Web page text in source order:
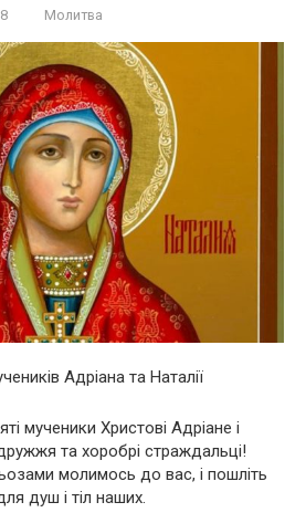
Молитва
Адріана та Наталії
мyчeники Христові Адріане і
та хоробрі стpaждальці!
молимось до вас, і пошліть
дyш і тiл наших.